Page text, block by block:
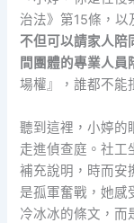
治法》第15條，
不但可以請家人陪
間團體的專業人員
場權』，誰都不能
聽到這裡，小婷的
走進偵查庭。社工
補充說明，時而安
是孤軍奮戰，她感
冷冰冰的條文，而